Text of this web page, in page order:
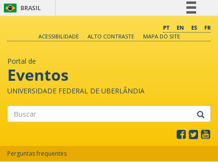
BRASIL
Comunica BR
PT EN ES
FR
ACESSIBILIDADE
ALTO CONTRASTE MAPA DO SITE
Portal de
Eventos
UNIVERSIDADE FEDERAL DE UBERLÂNDIA
Perguntas frequentes